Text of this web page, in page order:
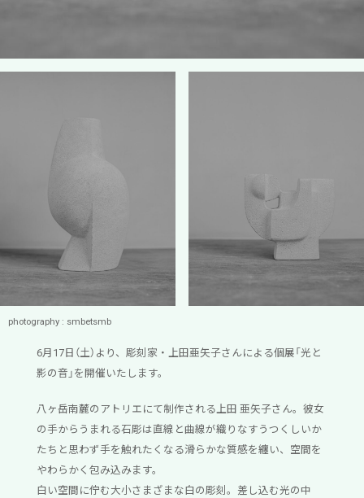
photography : smbetsmb
6月17日（土）より、彫刻家・上田亜矢子さんによる個展「光と
影の音」を開催いたします。
八ヶ岳南麓のアトリエにて制作される上田 亜矢子さん。彼女
の手からうまれる石彫は直線と曲線が織りなすうつくしいか
たちと思わず手を触れたくなる滑らかな質感を纏い、空間を
やわらかく包み込みます。
白い空間に佇む大小さまざまな白の彫刻。差し込む光の中